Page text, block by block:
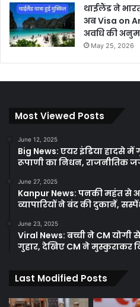
थाईलैंड ने
अब Visa on
अवधि की
May 25, 2026
Most Viewed Posts
June 12, 2025
Big News: एयर इंडिया हादसे
रूपाणी का निधन, राजनीतिक
June 27, 2025
Kanpur News: पनकी महंत से
व्यापारियों ने बंद की दुकानें,
June 23, 2025
Viral News: बच्ची ने CM
गुहार, देखिए CM ने मुस्कुराकर
Last Modified Posts